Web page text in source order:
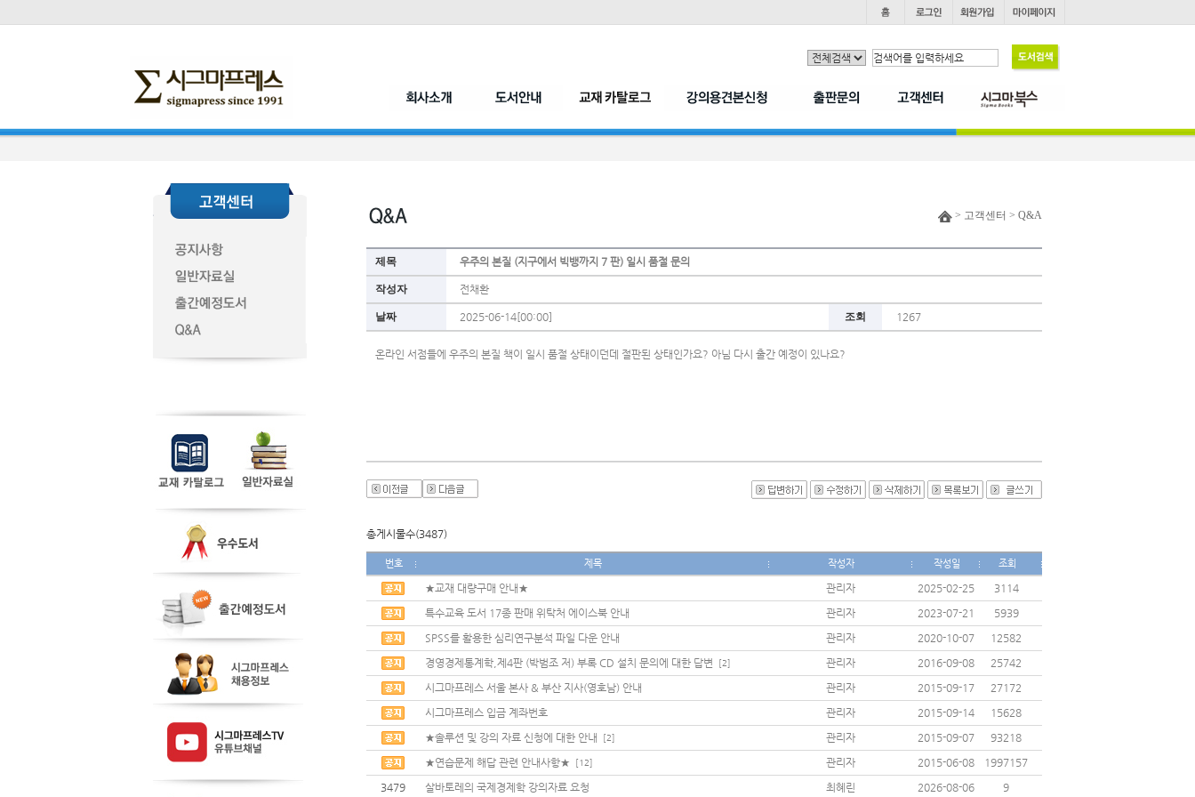
> 고객센터 > Q&A
제목 우주의 본질 (지구에서 빅뱅까지 7 판) 일시 품절 문의
작성자 전채환
날짜 2025-06-14[00:00] 조회 1267
온라인 서점들에 우주의 본질 책이 일시 품절 상태이던데 절판된 상태인가요? 아님 다시 출간 예정이 있나요?
총게시물수(3487)
번호 제목 작성자 작성일 조회
★교재 대량구매 안내★ 관리자 2025-02-25
3114
특수교육 도서 17종 판매 위탁처 에이스북 안내
관리자 2023-07-21
5939
SPSS를 활용한 심리연구분석 파일 다운 안내
관리자 2020-10-07
12582
경영경제통계학,제4판 (박범조 저) 부록 CD 설치 문의에 대한 답변 [2] 관리자 2016-09-08
25742
시그마프레스 서울 본사 & 부산 지사(영호남) 안내
관리자 2015-09-17
27172
시그마프레스 입금 계좌번호
관리자 2015-09-14
15628
★솔루션 및 강의 자료 신청에 대한 안내 [2] 관리자 2015-09-07
93218
★연습문제 해답 관련 안내사항★ [12] 관리자 2015-06-08
1997157
3479
살바토레의 국제경제학 강의자료 요청 최혜린 2026-08-06 9